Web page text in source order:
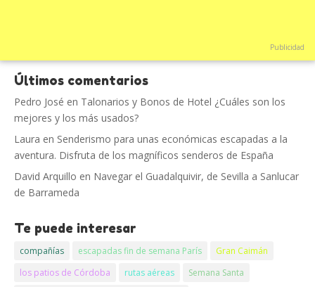
Publicidad
Últimos comentarios
Pedro José en Talonarios y Bonos de Hotel ¿Cuáles son los
mejores y los más usados?
Laura en Senderismo para unas económicas escapadas a la
aventura. Disfruta de los magníficos senderos de España
David Arquillo en Navegar el Guadalquivir, de Sevilla a Sanlucar
de Barrameda
Te puede interesar
compañías escapadas fin de semana París
Gran Caimán
los patios de Córdoba
rutas aéreas
Semana Santa